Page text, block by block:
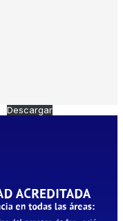
Descargar